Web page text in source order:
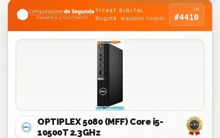
TICKET DIGITAL
Bogotá · equipos corporativos usados
ID
#4410
OPTIPLEX 5080 (MFF) Core i5-
10500T 2.3GHz